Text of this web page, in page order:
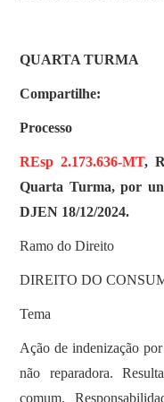
QUARTA TURMA
Compartilhe:
Processo
REsp 2.173.636-MT,
Quarta Turma, por
DJEN 18/12/2024.
Ramo do Direito
DIREITO DO
Tema
Ação de indenização
não reparadora.
comum.